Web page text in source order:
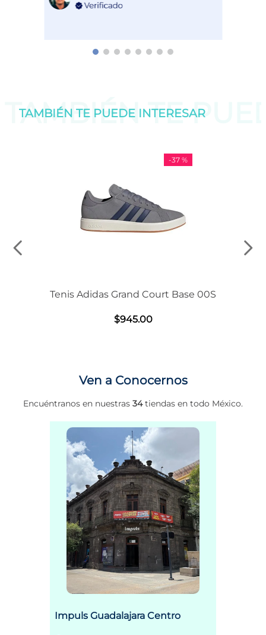
TAMBIÉN TE
TAMBIÉN TE PUEDE INTERESAR
-37 %
Tenis Adidas Grand Court Base 00S
$945.00
Ven a Conocernos
Encuéntranos en nuestras 34tiendas en todo México.
Impuls Guadalajara Centro